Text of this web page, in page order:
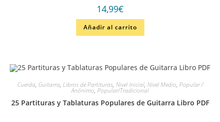
14,99€
Añadir al carrito
Cuerda, Guitarra, Libros de Partituras, Nivel Inicial, Nivel Medio, Popular /
Anónimo, Popular/Tradicional
25 Partituras y Tablaturas Populares de Guitarra Libro PDF